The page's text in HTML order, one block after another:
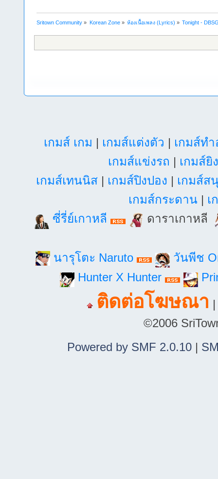
Sritown Community » Korean Zone» ห้องเนื้อเพลง (Lyrics) » Tonight -
เกมส์ เกม | เกมส์แต่งตัว | เกมส์ท
เกมส์แข่งรถ | เกมส์ยิ
เกมส์เทนนิส| เกมส์ปิงปอง | เกมส์ส
เกมส์กระดาน | เ
ซี่รี่ย์เกาหลี
ดาราเกาหลี
นารุโตะ Naruto
วันพีช
Hunter X Hunter
ติดต่อโฆษณา
©2006
Powered by SMF 2.0.10|